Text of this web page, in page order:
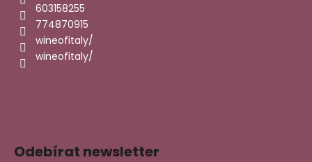
603158255
774870915
wineofitaly/
wineofitaly/
Odebírat newsletter